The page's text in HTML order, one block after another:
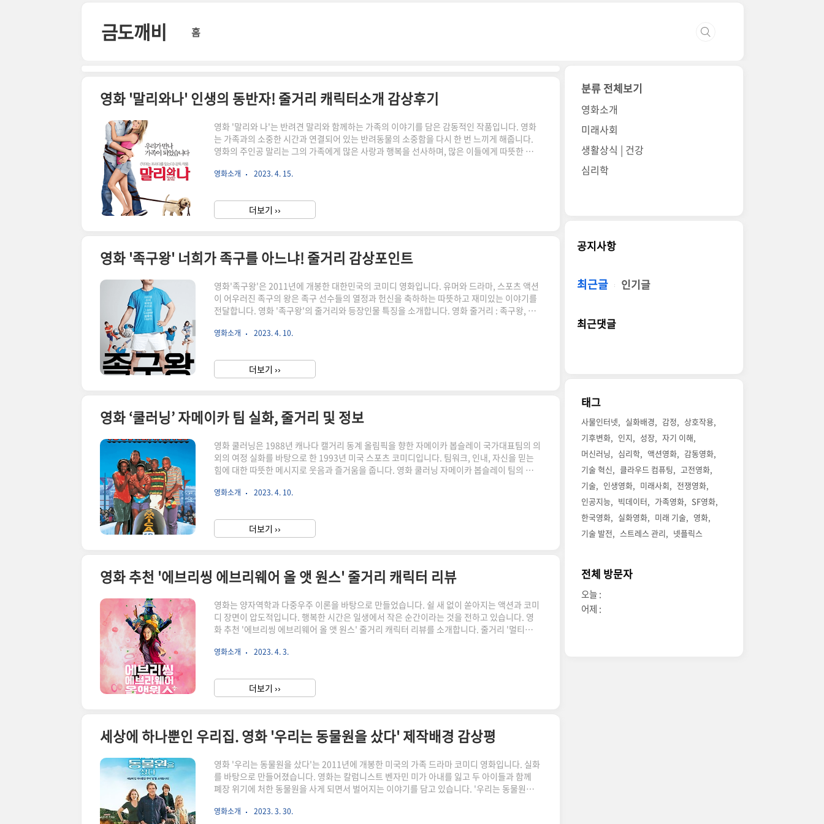
금도깨비 홈
영화 '말리와나' 인생의 동반자! 줄거리 캐릭터소개 감상후기
영화 '말리와 나'는 반려견 말리와 함께하는 가족의 이야기를 담은 감동적인 작품입니다. 영화
는 가족과의 소중한 시간과 연결되어 있는 반려동물의 소중함을 다시 한 번 느끼게 해줍니다.
영화의 주인공 말리는 그의 가족에게 많은 사랑과 행복을 선사하며, 많은 이들에게 따뜻한 감
리 영화의 줄거리는 다음과 같습니다. 주인공은 뉴욕에서 일하는 저널리스트입니다. 그와 그의
에게 큰 기쁨을 가져다주는 매우 활동적이고 사랑스러운 개입니다. 하지만, 말리는 매우 고집
이 세고 훈련시키기 어려운 개였습니다. 영화는 그들이 새로운 집으로 이사하고..
영화소개 2023. 4. 15.
더보기 ››
영화 '족구왕' 너희가 족구를 아느냐! 줄거리 감상포인트
영화'족구왕'은 2011년에 개봉한 대한민국의 코미디 영화입니다. 유머와 드라마, 스포츠 액션
이 어우러진 족구의 왕은 족구 선수들의 열정과 헌신을 축하하는 따뜻하고 재미있는 이야기를
전달합니다. 영화 '족구왕'의 줄거리와 등장인물 특징을 소개합니다. 영화 줄거리 : 족구왕, 열
영화는 배구와 축구가 혼합된 한국 고유의 스포츠인 족구 경기를 중심으로 합니다. 이 이야기
자신의 아파트 근처 공터에서 혼자 족구를 하며 대부분의 시간을 보내는 외톨이입니다. 게임에
대한 열정과 남다른 기량을 가졌지만 족구에 대한 집착으로 인해 남들과 고..
영화소개 2023. 4. 10.
더보기 ››
영화 ‘쿨러닝’ 자메이카 팀 실화, 줄거리 및 정보
영화 쿨러닝은 1988년 캐나다 캘거리 동계 올림픽을 향한 자메이카 봅슬레이 국가대표팀의 의
외의 여정 실화를 바탕으로 한 1993년 미국 스포츠 코미디입니다. 팀워크, 인내, 자신을 믿는
힘에 대한 따뜻한 메시지로 웃음과 즐거움을 줍니다. 영화 쿨러닝 자메이카 봅슬레이 팀의 실
신 영화 "쿨러닝"은 자메이카의 4명의 선수들이 올림픽에 출전하는 꿈을 향해 달려가는 감동
올림픽에 참가하는 실화를 바탕으로 합니다. 영화는 레온 로빈슨이 연기하는 단거리 달리기의
재능 있는 선수인 델라이스 바노크가 올림픽 출전을 꿈꾸며 시작됩니다. 레..
영화소개 2023. 4. 10.
더보기 ››
영화 추천 '에브리씽 에브리웨어 올 앳 원스' 줄거리 캐릭터 리뷰
영화는 양자역학과 다중우주 이론을 바탕으로 만들었습니다. 쉴 새 없이 쏟아지는 액션과 코미
디 장면이 압도적입니다. 행복한 시간은 일생에서 작은 순간이라는 것을 전하고 있습니다. 영
화 추천 '에브리씽 에브리웨어 올 앳 원스' 줄거리 캐릭터 리뷰를 소개합니다. 줄거리 '멀티버스
를 받으러 간 곳에서 남편 웨이먼드의 이상한 모습을 발견합니다. 웨이먼드는 알파버스라는 멀
먼드의 도움으로 버스 점핑이라는 기술을 배웁니다. 다른 멀티버스에서 자신의 다른 삶과 능력
을 체험하게 됩니다. 자신의 선택에 대해 후회합니다. 에블린은 조부 투파키라는 ..
영화소개 2023. 4. 3.
더보기 ››
세상에 하나뿐인 우리집. 영화 '우리는 동물원을 샀다' 제작배경 감상평
영화 '우리는 동물원을 샀다'는 2011년에 개봉한 미국의 가족 드라마 코미디 영화입니다. 실화
를 바탕으로 만들어졌습니다. 영화는 칼럼니스트 벤자민 미가 아내를 잃고 두 아이들과 함께
폐장 위기에 처한 동물원을 사게 되면서 벌어지는 이야기를 담고 있습니다. '우리는 동물원을
는 사랑하는 아내를 잃고 두 아이들을 혼자 키우는 아버지입니다. 폐장 직전의 동물원 한가운
영화소개 2023. 3. 30.
분류 전체보기
영화소개
미래사회
생활상식 | 건강
심리학
공지사항
최근글 인기글
최근댓글
태그
사물인터넷 실화배경 감정
상호작용
기후변화
인지 성장
자기 이해
머신러닝
심리학 액션영화
감동영화
기술 혁신
클라우드 컴퓨팅
고전영화
기술
인생영화 미래사회
전쟁영화
인공지능
빅데이터 가족영화
SF영화
한국영화
실화영화 미래 기술
영화
기술 발전
스트레스 관리 넷플릭스
전체 방문자
오늘 :
어제 :